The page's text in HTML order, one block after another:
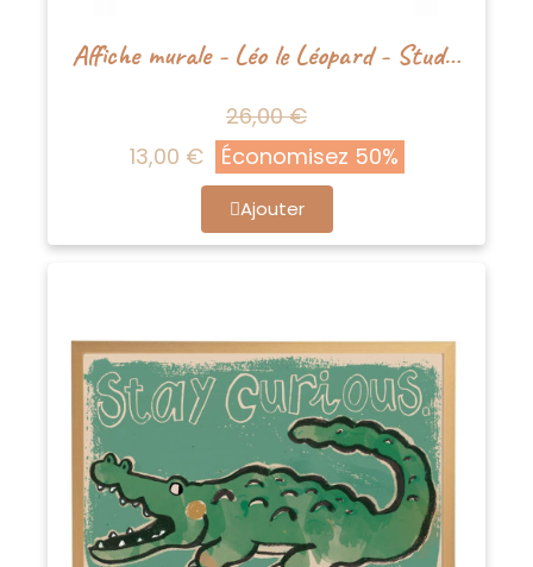
Affiche murale - Léo le Léopard - Studioloco
26,00 €
13,00 €
Économisez 50%
Ajouter